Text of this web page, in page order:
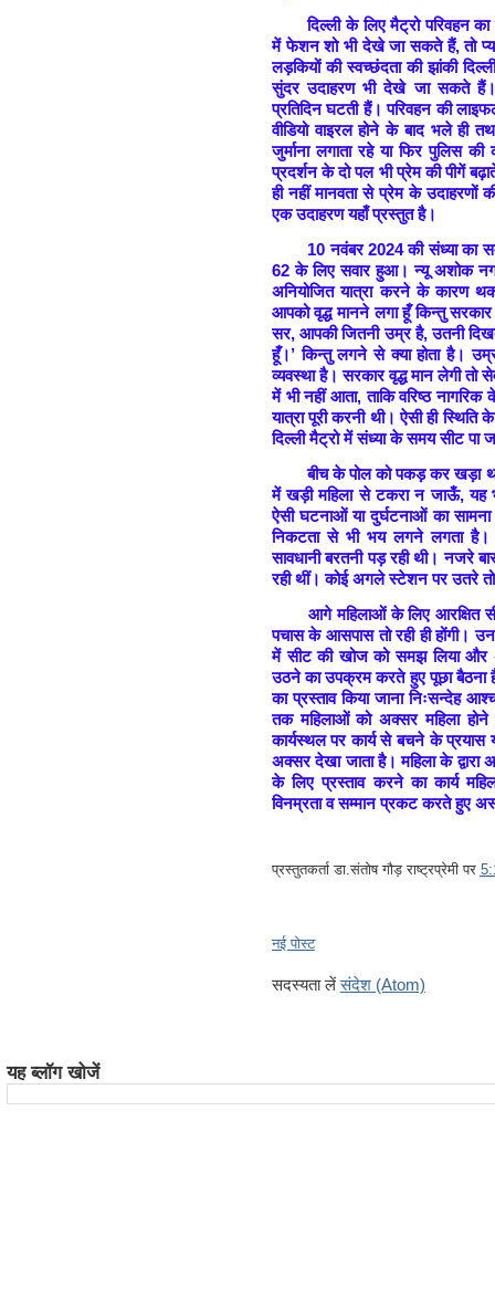
दिल्ली के लिए मैट्रो परिवहन
में फेशन शो भी देखे जा सकते हैं, तो
लड़कियों की स्वच्छंदता की झांकी
सुंदर उदाहरण भी देखे जा सकते हैं।
प्रतिदिन घटती हैं। परिवहन की
वीडियो वाइरल होने के बाद भले ही
जुर्माना लगाता रहे या फिर पुलिस की
प्रदर्शन के दो पल भी प्रेम की पीगें
ही नहीं मानवता से प्रेम के उदाहरणों
एक उदाहरण यहाँ प्रस्तुत है।
10 नवंबर 2024 की संध्या का
62 के लिए सवार हुआ। न्यू अशोक
अनियोजित यात्रा करने के कारण
आपको वृद्ध मानने लगा हूँ किन्तु
सर, आपकी जितनी उम्र है, उतनी
हूँ।’ किन्तु लगने से क्या होता है।
व्यवस्था है। सरकार वृद्ध मान लेगी तो
में भी नहीं आता, ताकि वरिष्ठ
यात्रा पूरी करनी थी। ऐसी ही स्थिति
दिल्ली मैट्रो में संध्या के समय सीट पा
बीच के पोल को पकड़ कर खड़ा
में खड़ी महिला से टकरा न जाऊँ, यह
ऐसी घटनाओं या दुर्घटनाओं का
निकटता से भी भय लगने लगता है।
सावधानी बरतनी पड़ रही थी। नजरे
रही थीं। कोई अगले स्टेशन पर उतरे
आगे महिलाओं के लिए आरक्षित
पचास के आसपास तो रही ही होंगी।
में सीट की खोज को समझ लिया
उठने का उपक्रम करते हुए पूछा बैठना
का प्रस्ताव किया जाना निःसन्देह
तक महिलाओं को अक्सर महिला
कार्यस्थल पर कार्य से बचने के प्रयास
अक्सर देखा जाता है। महिला के
के लिए प्रस्ताव करने का कार्य
विनम्रता व सम्मान प्रकट करते हुए
प्रस्तुतकर्ताडा.संतोष गौड़ राष्ट्रप्रेमी पर
नई पोस्ट
सदस्यता लेंसंदेश (Atom)
यह ब्लॉग खोजें